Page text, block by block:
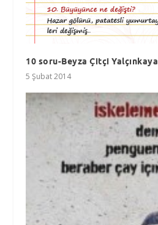
10 soru-Beyza Çitçi Yalçınkaya
5 Şubat 2014